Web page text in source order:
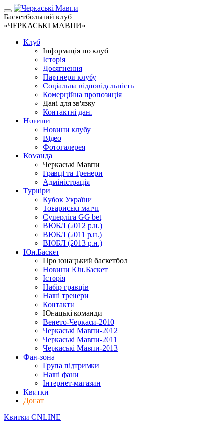
Баскетбольний клуб
«ЧЕРКАСЬКІ МАВПИ»
Клуб
Інформація по клуб
Історія
Досягнення
Партнери клубу
Соціальна відповідальність
Комерційна пропозиція
Дані для зв'язку
Контактні дані
Новини
Новини клубу
Відео
Фотогалерея
Команда
Черкаські Мавпи
Гравці та Тренери
Адміністрація
Турніри
Кубок України
Товариські матчі
Суперліга GG.bet
ВЮБЛ (2012 р.н.)
ВЮБЛ (2011 р.н.)
ВЮБЛ (2013 р.н.)
Юн.Баскет
Про юнацький баскетбол
Новини Юн.Баскет
Історія
Набір гравців
Наші тренери
Контакти
Юнацькі команди
Венето-Черкаси-2010
Черкаські Мавпи-2012
Черкаські Мавпи-2011
Черкаські Мавпи-2013
Фан-зона
Група підтримки
Наші фани
Інтернет-магазин
Квитки
Донат
Квитки ONLINE